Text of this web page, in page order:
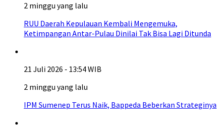
2 minggu yang lalu
RUU Daerah Kepulauan Kembali Mengemuka,
Ketimpangan Antar-Pulau Dinilai Tak Bisa Lagi Ditunda
21 Juli 2026 - 13:54 WIB
2 minggu yang lalu
IPM Sumenep Terus Naik, Bappeda Beberkan Strateginya